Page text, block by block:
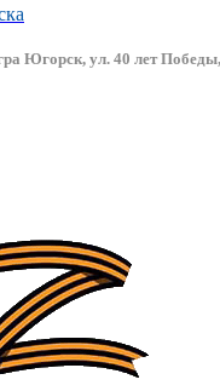
Югорск, ул. 40 лет